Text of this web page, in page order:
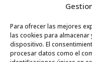
Para ofrecer las mejores
las cookies para
dispositivo. El
procesar datos como el
INFORMACIÓN
Historia
Información social